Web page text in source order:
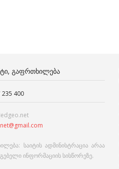
ᲒᲐᲤᲠᲗᲮᲘᲚᲔᲑᲐ
235 400
საიტის ადმინისტრაცია არაა
ინფორმაციის სისწორეზე.